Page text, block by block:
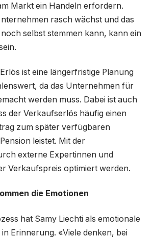
Markt ein Handeln erfordern.
rasch wächst und das
selbst stemmen kann, kann ein
ist eine längerfristige Planung
da das Unternehmen für
werden muss. Dabei ist auch
der Verkaufserlös häufig einen
zum später verfügbaren
leistet. Mit der
externe Expertinnen und
Verkaufspreis optimiert werden.
die Emotionen
hat Samy Liechti als emotionale
Erinnerung. «Viele denken, bei